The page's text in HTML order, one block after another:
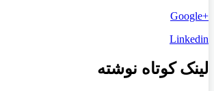
+Google
Linkedin
لینک کوتاه نوشته